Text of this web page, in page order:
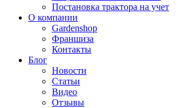
Постановка трактора на учет
О компании
Gardenshop
Франшиза
Контакты
Блог
Новости
Статьи
Видео
Отзывы